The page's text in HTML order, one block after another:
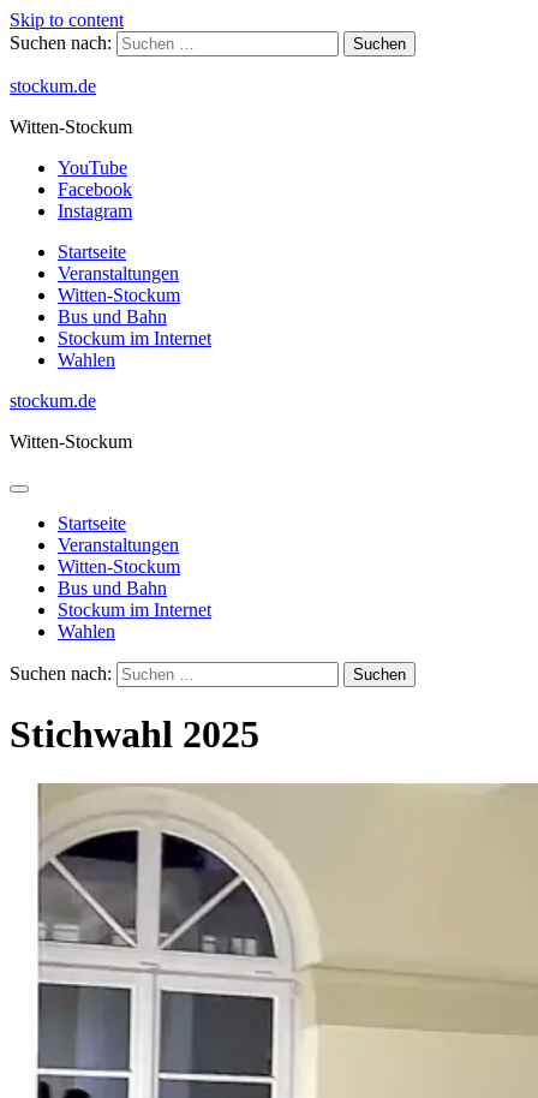
Skip to content
Suchen nach:
stockum.de
Witten-Stockum
YouTube
Facebook
Instagram
Startseite
Veranstaltungen
Witten-Stockum
Bus und Bahn
Stockum im Internet
Wahlen
stockum.de
Witten-Stockum
Startseite
Veranstaltungen
Witten-Stockum
Bus und Bahn
Stockum im Internet
Wahlen
Suchen nach:
Stichwahl 2025